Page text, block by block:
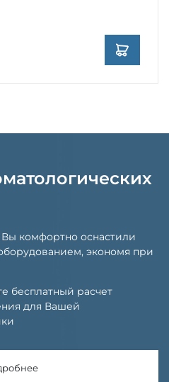
комфортно оснастили
экономя при
бесплатный расчет
для Вашей